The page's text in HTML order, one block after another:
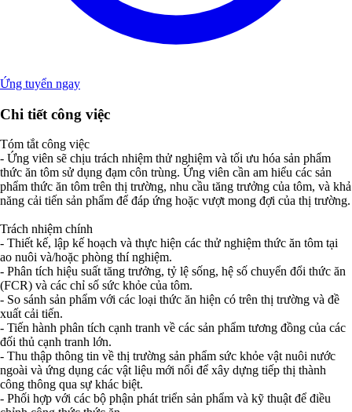
Ứng tuyển ngay
Chi tiết công việc
Tóm tắt công việc
- Ứng viên sẽ chịu trách nhiệm thử nghiệm và tối ưu hóa sản phẩm
thức ăn tôm sử dụng đạm côn trùng. Ứng viên cần am hiểu các sản
phẩm thức ăn tôm trên thị trường, nhu cầu tăng trưởng của tôm, và khả
năng cải tiến sản phẩm để đáp ứng hoặc vượt mong đợi của thị trường.
Trách nhiệm chính
- Thiết kế, lập kế hoạch và thực hiện các thử nghiệm thức ăn tôm tại
ao nuôi và/hoặc phòng thí nghiệm.
- Phân tích hiệu suất tăng trưởng, tỷ lệ sống, hệ số chuyển đổi thức ăn
(FCR) và các chỉ số sức khỏe của tôm.
- So sánh sản phẩm với các loại thức ăn hiện có trên thị trường và đề
xuất cải tiến.
- Tiến hành phân tích cạnh tranh về các sản phẩm tương đồng của các
đối thủ cạnh tranh lớn.
- Thu thập thông tin về thị trường sản phẩm sức khỏe vật nuôi nước
ngoài và ứng dụng các vật liệu mới nổi để xây dựng tiếp thị thành
công thông qua sự khác biệt.
- Phối hợp với các bộ phận phát triển sản phẩm và kỹ thuật để điều